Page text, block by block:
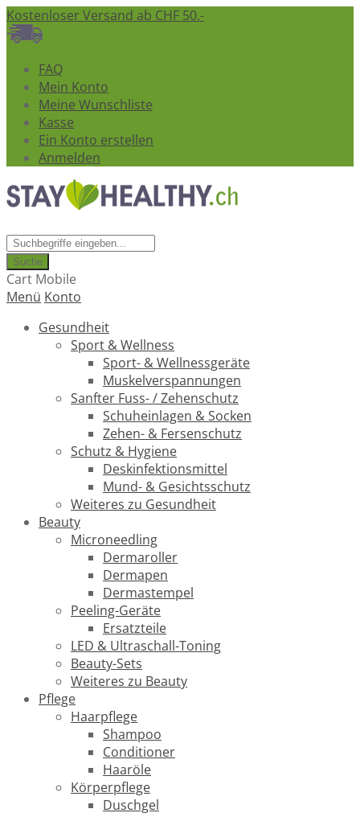
Kostenloser Versand ab CHF 50.-
FAQ
Mein Konto
Meine Wunschliste
Kasse
Ein Konto erstellen
Anmelden
Suche
Cart Mobile
Menü Konto
Gesundheit
Sport & Wellness
Sport- & Wellnessgeräte
Muskelverspannungen
Sanfter Fuss- / Zehenschutz
Schuheinlagen & Socken
Zehen- & Fersenschutz
Schutz & Hygiene
Deskinfektionsmittel
Mund- & Gesichtsschutz
Weiteres zu Gesundheit
Beauty
Microneedling
Dermaroller
Dermapen
Dermastempel
Peeling-Geräte
Ersatzteile
LED & Ultraschall-Toning
Beauty-Sets
Weiteres zu Beauty
Pflege
Haarpflege
Shampoo
Conditioner
Haaröle
Körperpflege
Duschgel